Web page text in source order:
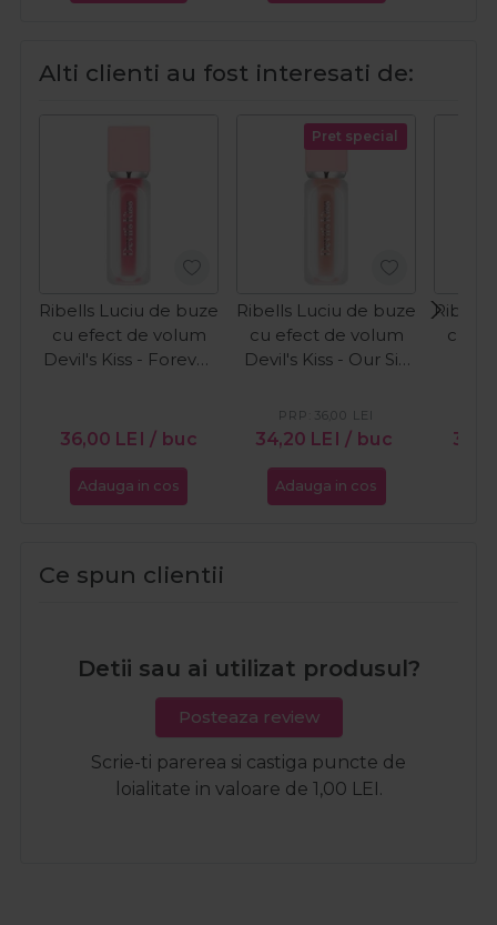
Alti clienti au fost interesati de:
Ribells Luciu de buze
cu efect de volum
Devil's Kiss - Forever
36,00 LEI / buc
Adauga in cos
Pret special
Ribells Luciu de buze
cu efect de volum
Devil's Kiss - Our Sin
34,20 LEI / buc
PRP: 36,00 LEI
Adauga in cos
Ribells
cu
Ce spun clientii
Detii sau ai utilizat produsul?
Posteaza review
Scrie-ti parerea si castiga puncte de
loialitate in valoare de 1,00 LEI.